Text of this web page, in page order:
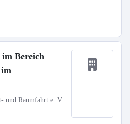
Bereich
im
und Raumfahrt e. V.